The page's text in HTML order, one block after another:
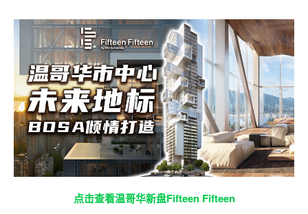
点击查看温哥华新盘Fifteen Fifteen